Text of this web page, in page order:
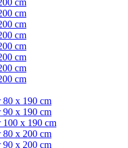
cm
cm
cm
cm
cm
cm
cm
80 x 190 cm
90 x 190 cm
100 x 190 cm
80 x 200 cm
90 x 200 cm